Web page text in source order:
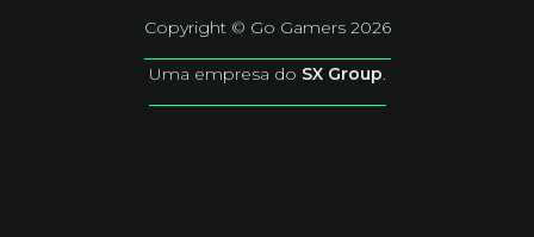
Uma empresa do SX Group.
Copyright © Go Gamers 2026